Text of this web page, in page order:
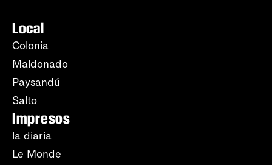
Local
Colonia
Maldonado
Paysandú
Salto
Impresos
la diaria
Le Monde